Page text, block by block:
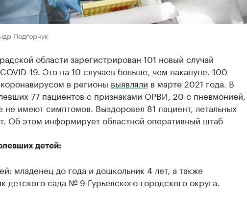
Подгорчук
области зарегистрирован 101 новый случай
19. Это на 10 случаев больше, чем накануне. 100
в регионы выявляли в марте 2021 года. В
77 пациентов с признаками ОРВИ, 20 с пневмонией,
имеют симптомов. Выздоровел 81 пациент, летальных
Об этом информирует областной оперативный штаб
детей:
младенец до года и дошкольник 4 лет, а также
детского сада № 9 Гурьевского городского округа.